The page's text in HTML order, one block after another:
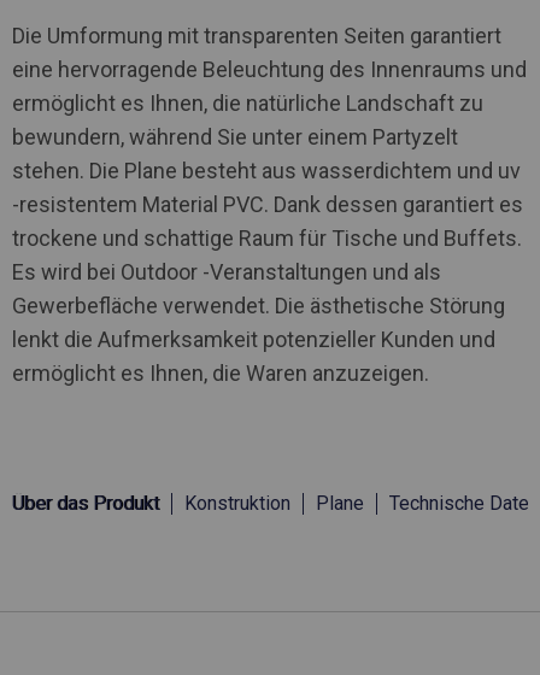
Die Umformung mit transparenten Seiten garantiert
eine hervorragende Beleuchtung des Innenraums und
ermöglicht es Ihnen, die natürliche Landschaft zu
bewundern, während Sie unter einem Partyzelt
stehen. Die Plane besteht aus wasserdichtem und uv
-resistentem Material PVC. Dank dessen garantiert es
trockene und schattige Raum für Tische und Buffets.
Es wird bei Outdoor -Veranstaltungen und als
Gewerbefläche verwendet. Die ästhetische Störung
lenkt die Aufmerksamkeit potenzieller Kunden und
ermöglicht es Ihnen, die Waren anzuzeigen.
Über das Produkt Konstruktion Plane Technische Daten